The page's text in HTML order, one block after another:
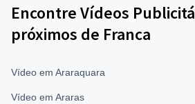
Encontre Vídeos
próximos de Franca
Vídeo em Araraquara
Vídeo em Araras